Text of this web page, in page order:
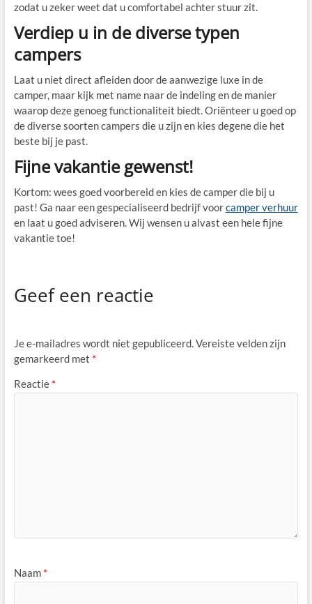
zodat u zeker weet dat u comfortabel achter stuur zit.
Verdiep u in de diverse typen
campers
Laat u niet direct afleiden door de aanwezige luxe in de
camper, maar kijk met name naar de indeling en de manier
waarop deze genoeg functionaliteit biedt. Oriënteer u goed op
de diverse soorten campers die u zijn en kies degene die het
beste bij je past.
Fijne vakantie gewenst!
Kortom: wees goed voorbereid en kies de camper die bij u
past! Ga naar een gespecialiseerd bedrijf voorcamper verhuur
en laat u goed adviseren. Wij wensen u alvast een hele fijne
vakantie toe!
Geef een reactie
Je e-mailadres wordt niet gepubliceerd.Vereiste velden zijn
gemarkeerd met *
Reactie *
Naam *